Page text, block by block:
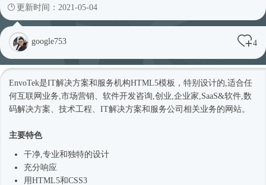
更新时间：2021-05-04
google753 4
EnvoTek是IT解决方案和服务机构HTML5模板 ，特别设计的,适合任
何互联网业务,市场营销、软件开发咨询,创业,企业家,SaaS&软件,数
码解决方案、技术工程、IT解决方案和服务公司相关业务的网站。
主要特色
干净,专业和独特的设计
充分响应
用HTML5和CSS3